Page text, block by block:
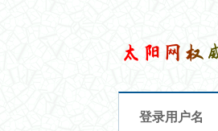
登录用户名